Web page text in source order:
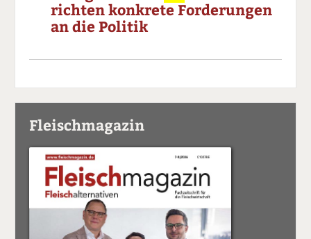
richten konkrete Forderungen
an die Politik
Fleischmagazin